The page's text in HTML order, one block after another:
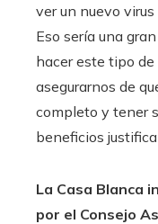
ver un nuevo
Eso sería una
hacer este tipo
asegurarnos de
completo y tener
beneficios
La Casa Blanca
por el Consejo